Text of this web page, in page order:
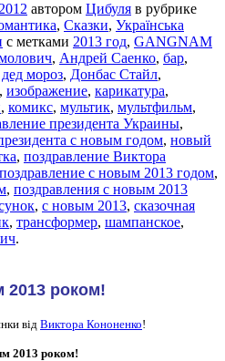
автором Цибуля в рубрике
, Сказки, Українська
с метками 2013 год, GANGNAM
, Андрей Саенко, бар,
дед мороз, Донбас Стайл,
, изображение, карикатура,
, комикс, мультик, мультфильм,
президента Украины,
с новым годом, новый
, поздравление Виктора
поздравление с новым 2013 годом,
, поздравления с новым 2013
, с новым 2013, сказочная
, трансформер, шампанское,
.
2013 роком!
від Виктора Кононенко!
2013 роком!